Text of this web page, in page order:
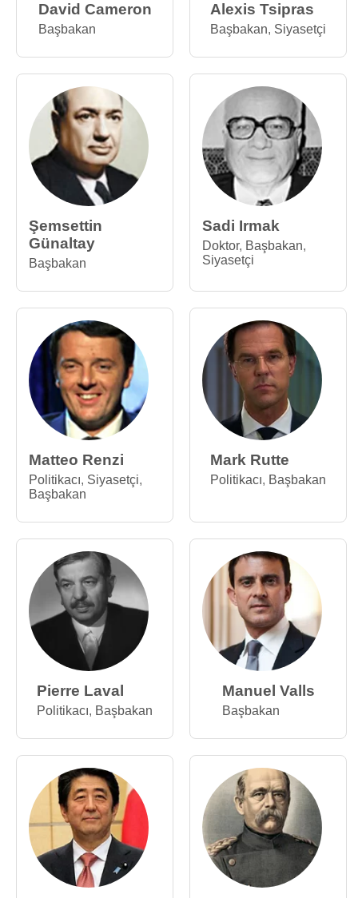
David Cameron
Başbakan
Alexis Tsipras
Başbakan, Siyasetçi
Şemsettin
Günaltay
Başbakan
Sadi Irmak
Doktor, Başbakan,
Siyasetçi
Matteo Renzi
Politikacı, Siyasetçi,
Başbakan
Mark Rutte
Politikacı, Başbakan
Pierre Laval
Politikacı, Başbakan
Manuel Valls
Başbakan